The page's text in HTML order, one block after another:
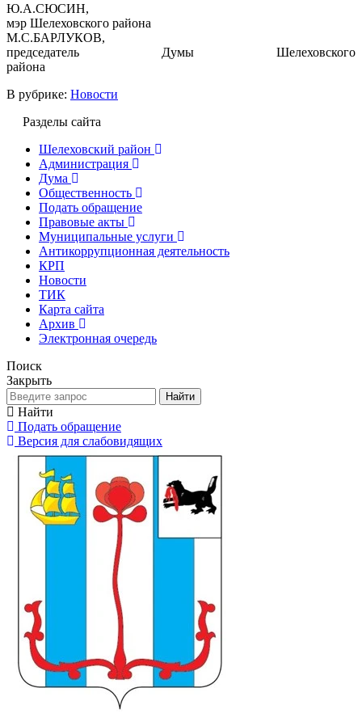
Ю.А.СЮСИН,
мэр Шелеховского района
М.С.БАРЛУКОВ,
председатель Думы Шелеховского
района
В рубрике: Новости
Разделы сайта
Шелеховский район
Администрация
Дума
Общественность
Подать обращение
Правовые акты
Муниципальные услуги
Антикоррупционная деятельность
КРП
Новости
ТИК
Карта сайта
Архив
Электронная очередь
Поиск
Закрыть
Найти
Найти
Подать обращение
Версия для слабовидящих